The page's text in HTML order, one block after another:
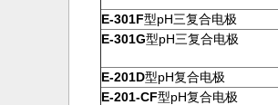
E-301F型pH三复合电极
E-301G型pH三复合电极
E-201D型pH复合电极
E-201-CF型pH复合电极